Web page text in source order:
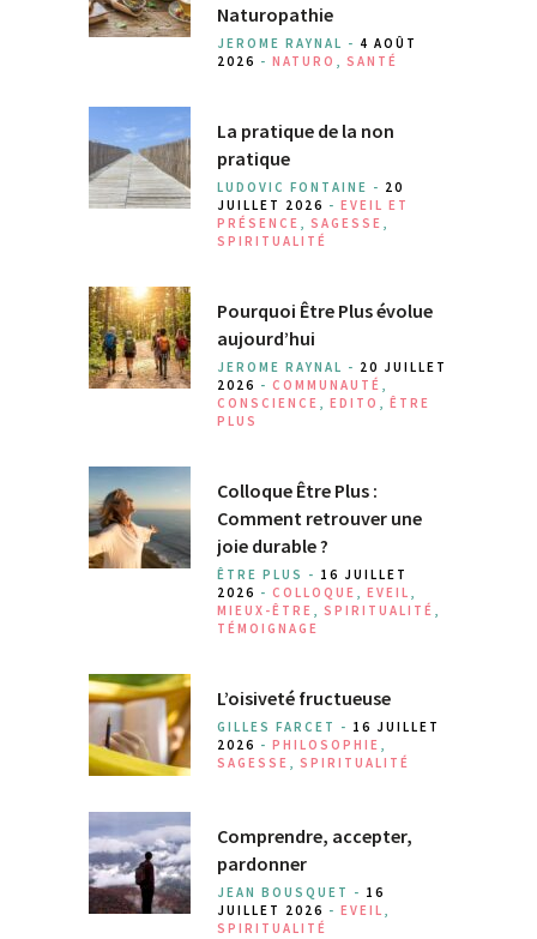
Naturopathie
JEROME RAYNAL - 4 AOÛT
2026 - NATURO SANTÉ
La pratique de la non
pratique
LUDOVIC FONTAINE - 20
JUILLET 2026 - EVEIL ET
PRÉSENCE
SAGESSE
SPIRITUALITÉ
Pourquoi Être Plus évolue
aujourd’hui
JEROME RAYNAL - 20 JUILLET
2026 - COMMUNAUTÉ
CONSCIENCE
EDITO
ÊTRE
PLUS
Colloque Être Plus :
Comment retrouver une
joie durable ?
ÊTRE PLUS - 16 JUILLET
2026 - COLLOQUE EVEIL
MIEUX-ÊTRE
SPIRITUALITÉ
TÉMOIGNAGE
L’oisiveté fructueuse
GILLES FARCET - 16 JUILLET
2026 - PHILOSOPHIE
SAGESSE
SPIRITUALITÉ
Comprendre, accepter,
pardonner
JEAN BOUSQUET - 16
JUILLET 2026 - EVEIL
SPIRITUALITÉ